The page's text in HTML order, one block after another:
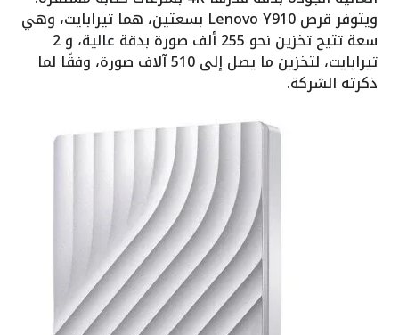
ويتوفر قرص Lenovo Y910 بسعتين، هما تيرابايت، وهي
سعة تتيح تخزين نحو 255 ألف صورة بدقة عالية، و 2
تيرابايت، لتخزين ما يصل إلى 510 آلاف صورة، وفقًا لما
ذكرته الشركة.